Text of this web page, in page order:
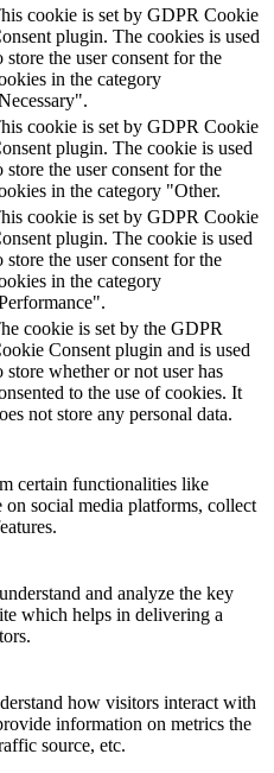
cookie is set by GDPR Cookie
plugin. The cookies is used
store the user consent for the
in the category
cookie is set by GDPR Cookie
plugin. The cookie is used
store the user consent for the
in the category "Other.
cookie is set by GDPR Cookie
plugin. The cookie is used
store the user consent for the
in the category
cookie is set by the GDPR
Consent plugin and is used
store whether or not user has
to the use of cookies. It
not store any personal data.
certain functionalities like
social media platforms, collect
and analyze the key
which helps in delivering a
how visitors interact with
information on metrics the
source, etc.